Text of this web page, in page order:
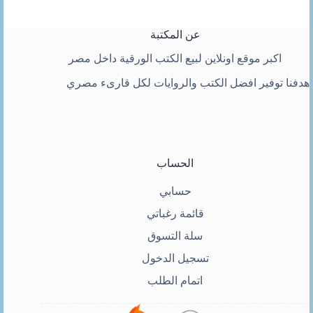
عن المكتبة
اكبر موقع اونلاين لبيع الكتب الورقية داخل مصر
هدفنا توفير افضل الكتب والروايات لكل قارىء مصري
الحساب
حسابي
قائمة رغباتي
سلة التسوق
تسجيل الدخول
اتمام الطلب